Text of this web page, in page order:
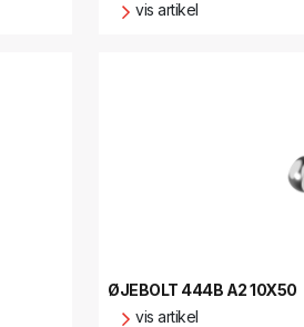
vis artikel
ØJEBOLT 444B A2 10X50
vis artikel